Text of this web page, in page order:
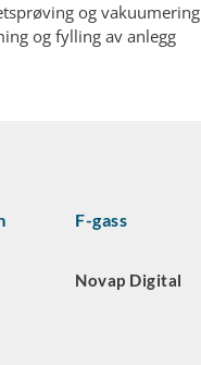
og vakuumering
og fylling av anlegg
F-gass
Novap Digital